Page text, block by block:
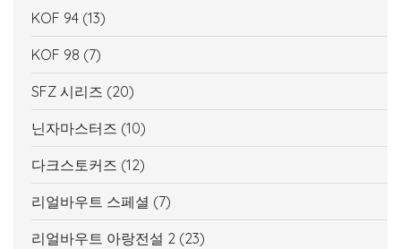
KOF 94 (13)
KOF 98 (7)
SFZ 시리즈 (20)
닌자마스터즈 (10)
다크스토커즈 (12)
리얼바우트 스페셜 (7)
리얼바우트 아랑전설 2 (23)